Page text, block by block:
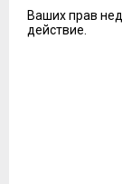
Ваших прав
действие.